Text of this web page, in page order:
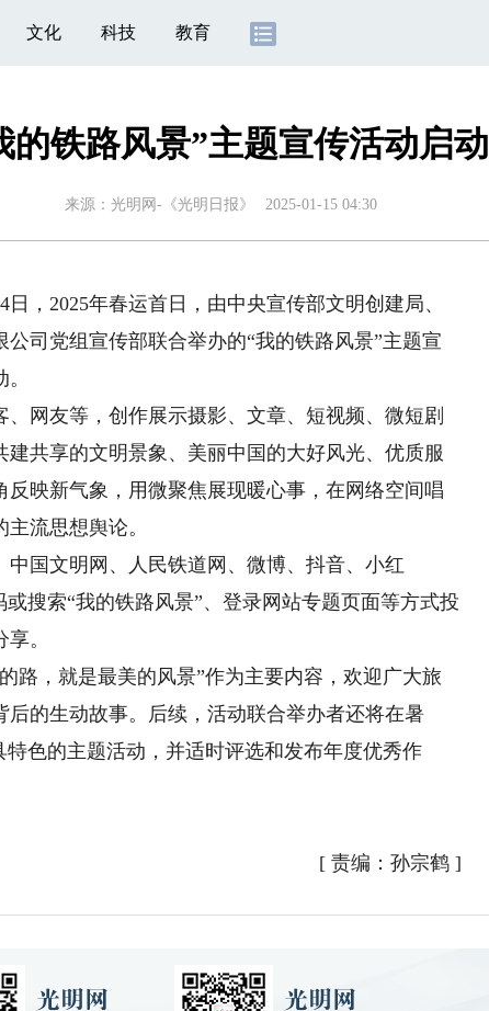
文化 科技 教育
的铁路风景”主题宣传活动启动
来源： 光明网-《光明日报》 2025-01-15 04:30
日，2025年春运首日，由中央宣传部文明创建局、
司党组宣传部联合举办的“我的铁路风景”主题宣
友等，创作展示摄影、文章、短视频、微短剧
共享的文明景象、美丽中国的大好风光、优质服
映新气象，用微聚焦展现暖心事，在网络空间唱
流思想舆论。
国文明网、人民铁道网、微博、抖音、小红
搜索“我的铁路风景”、登录网站专题页面等方式投
。
，就是最美的风景”作为主要内容，欢迎广大旅
的生动故事。后续，活动联合举办者还将在暑
色的主题活动，并适时评选和发布年度优秀作
[ 责编：孙宗鹤]